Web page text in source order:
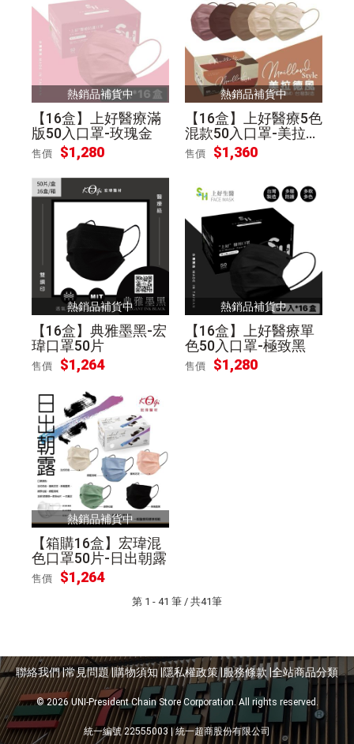
熱銷品補貨中
【16盒】上好醫療滿
版50入口罩-玫瑰金
售價 $1,280
熱銷品補貨中
【16盒】上好醫療5色
混款50入口罩-美拉德
風
售價 $1,360
熱銷品補貨中
【16盒】典雅墨黑-宏
瑋口罩50片
售價 $1,264
熱銷品補貨中
【16盒】上好醫療單
色50入口罩-極致黑
售價 $1,280
熱銷品補貨中
【箱購16盒】宏瑋混
色口罩50片-日出朝露
售價 $1,264
第 1 - 41 筆 / 共41筆
聯絡我們 |常見問題 |購物須知 |隱私權政策 |服務條款 | 全站商品分類
© 2026 UNI-President Chain Store Corporation. All rights reserved.
統一編號 22555003 | 統一超商股份有限公司